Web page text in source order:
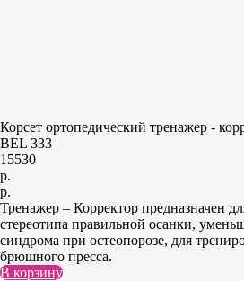
Корсет ортопедический тренажер -
BEL 333
15530
р.
р.
Тренажер – Корректор предназначен
стереотипа правильной осанки,
синдрома при остеопорозе, для
брюшного пресса.
В корзину